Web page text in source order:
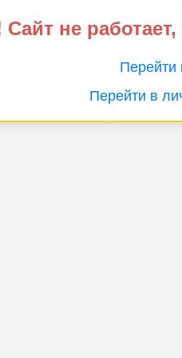
не
Перейти
Перейти в